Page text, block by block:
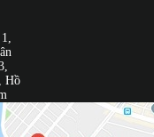
Hồ